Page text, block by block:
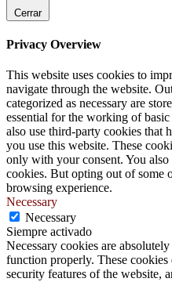
Cerrar
Privacy Overview
This website uses cookies to
navigate through the website.
categorized as necessary are
essential for the working of
also use third-party cookies that
you use this website. These
only with your consent. You
cookies. But opting out of some
browsing experience.
Necessary
Necessary
Siempre activado
Necessary cookies are
function properly. These
security features of the website,